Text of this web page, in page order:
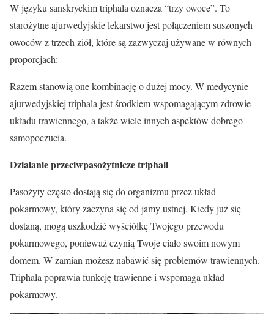
W języku sanskryckim triphala oznacza “trzy owoce”. To
starożytne ajurwedyjskie lekarstwo jest połączeniem suszonych
owoców z trzech ziół, które są zazwyczaj używane w równych
proporcjach:
Razem stanowią one kombinację o dużej mocy. W medycynie
ajurwedyjskiej triphala jest środkiem wspomagającym zdrowie
układu trawiennego, a także wiele innych aspektów dobrego
samopoczucia.
Działanie przeciwpasożytnicze triphali
Pasożyty często dostają się do organizmu przez układ
pokarmowy, który zaczyna się od jamy ustnej. Kiedy już się
dostaną, mogą uszkodzić wyściółkę Twojego przewodu
pokarmowego, ponieważ czynią Twoje ciało swoim nowym
domem. W zamian możesz nabawić się problemów trawiennych.
Triphala poprawia funkcję trawienne i wspomaga układ
pokarmowy.